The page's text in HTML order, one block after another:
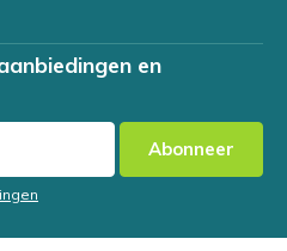
en
Abonneer